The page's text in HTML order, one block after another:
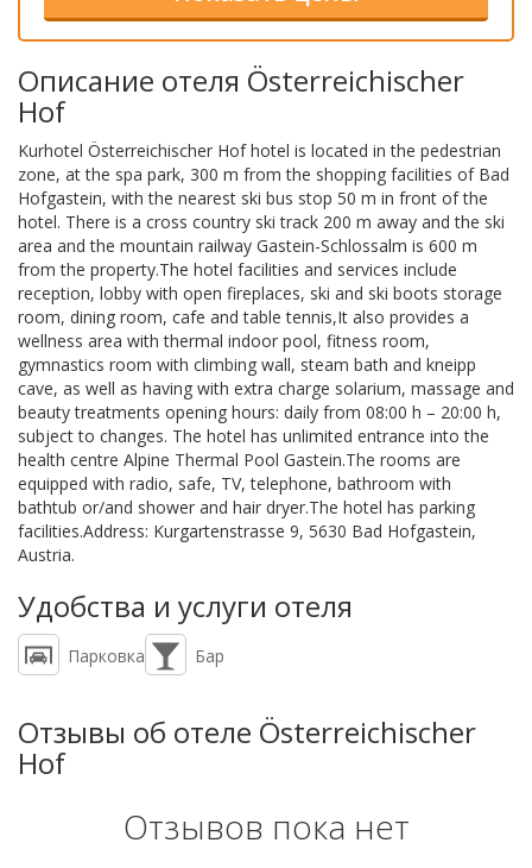
Описание отеля Österreichischer
Hof
Kurhotel Österreichischer Hof hotel is located in the pedestrian
zone, at the spa park, 300 m from the shopping facilities of Bad
Hofgastein, with the nearest ski bus stop 50 m in front of the
hotel. There is a cross country ski track 200 m away and the ski
area and the mountain railway Gastein-Schlossalm is 600 m
from the property.The hotel facilities and services include
reception, lobby with open fireplaces, ski and ski boots storage
room, dining room, cafe and table tennis,It also provides a
wellness area with thermal indoor pool, fitness room,
gymnastics room with climbing wall, steam bath and kneipp
cave, as well as having with extra charge solarium, massage and
beauty treatments opening hours: daily from 08:00 h – 20:00 h,
subject to changes. The hotel has unlimited entrance into the
health centre Alpine Thermal Pool Gastein.The rooms are
equipped with radio, safe, TV, telephone, bathroom with
bathtub or/and shower and hair dryer.The hotel has parking
facilities.Address: Kurgartenstrasse 9, 5630 Bad Hofgastein,
Austria.
Удобства и услуги отеля
Парковка Бар
Отзывы об отеле Österreichischer
Hof
Отзывов пока нет